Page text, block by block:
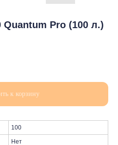
Quantum Pro (100 л.)
к корзину
100
Нет